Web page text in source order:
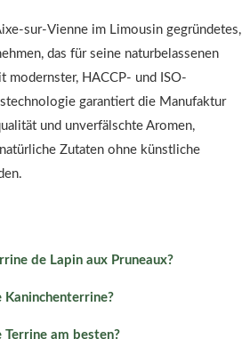
sur-Vienne im Limousin gegründetes,
das für seine naturbelassenen
modernster, HACCP- und ISO-
garantiert die Manufaktur
und unverfälschte Aromen,
Zutaten ohne künstliche
de Lapin aux Pruneaux?
am besten?